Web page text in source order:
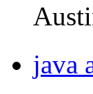
java